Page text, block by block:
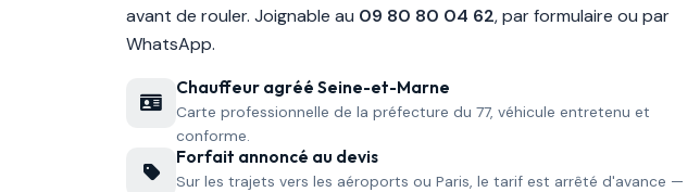
avant de rouler. Joignable au 09 80 80 04 62, par formulaire ou par
WhatsApp.
Chauffeur agréé Seine-et-Marne
Carte professionnelle de la préfecture du 77, véhicule entretenu et
conforme.
Forfait annoncé au devis
Sur les trajets vers les aéroports ou Paris, le tarif est arrêté d'avance —